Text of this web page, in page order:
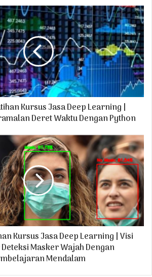
Kursus Jasa Deep Learning |
Deret Waktu Dengan Python
Kursus Jasa Deep Learning | Visi
Masker Wajah Dengan
Mendalam